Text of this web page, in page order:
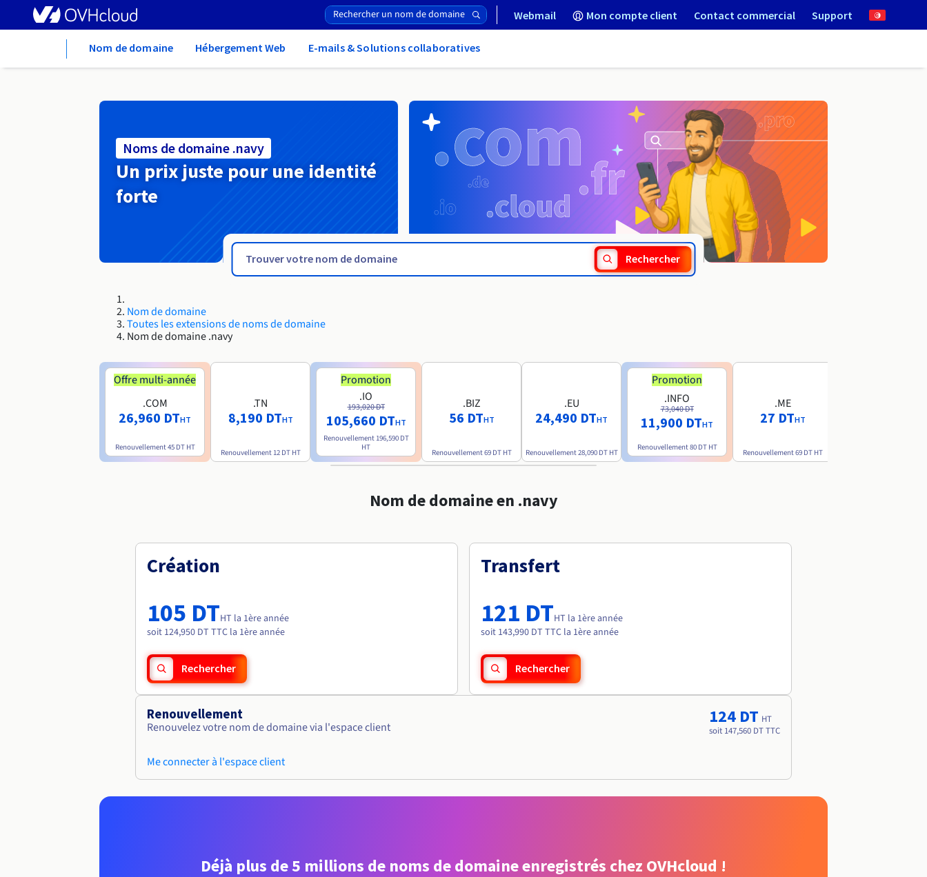
Webmail Mon compte client Contact commercial Support
Nom de domaine Hébergement Web E-mails & Solutions collaboratives
Noms de domaine .navy
Un prix juste pour une identité
forte
Rechercher
Nom de domaine
Toutes les extensions de noms de domaine
Nom de domaine .navy
Offre multi-année
.COM
26,960 DTHT
Renouvellement45 DT HT
.TN
8,190 DTHT
Renouvellement 12 DT HT
Promotion
.IO
193,020 DT
105,660 DTHT
Renouvellement 196,590 DT
HT
.BIZ
56 DTHT
Renouvellement69 DT HT
.EU
24,490 DTHT
Renouvellement28,090 DT HT
Promotion
.INFO
73,040 DT
11,900 DTHT
Renouvellement80 DT HT
.ME
27 DTHT
Renouvellement69 DT HT
Nom de domaine en .navy
Création
105 DTHT la 1ère année
soit 124,950 DT TTC la 1ère année
Rechercher
Transfert
121 DTHT la 1ère année
soit 143,990 DT TTC la 1ère année
Rechercher
Renouvellement
Renouvelez votre nom de domaine via l'espace client
Me connecter à l'espace client
124 DT HT
soit 147,560 DT TTC
Déjà plus de 5 millions de noms de domaine enregistrés chez OVHcloud !